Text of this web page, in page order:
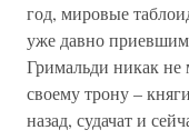
год, мировые
уже давно
Гримальди никак не
своему трону –
назад, судачат и